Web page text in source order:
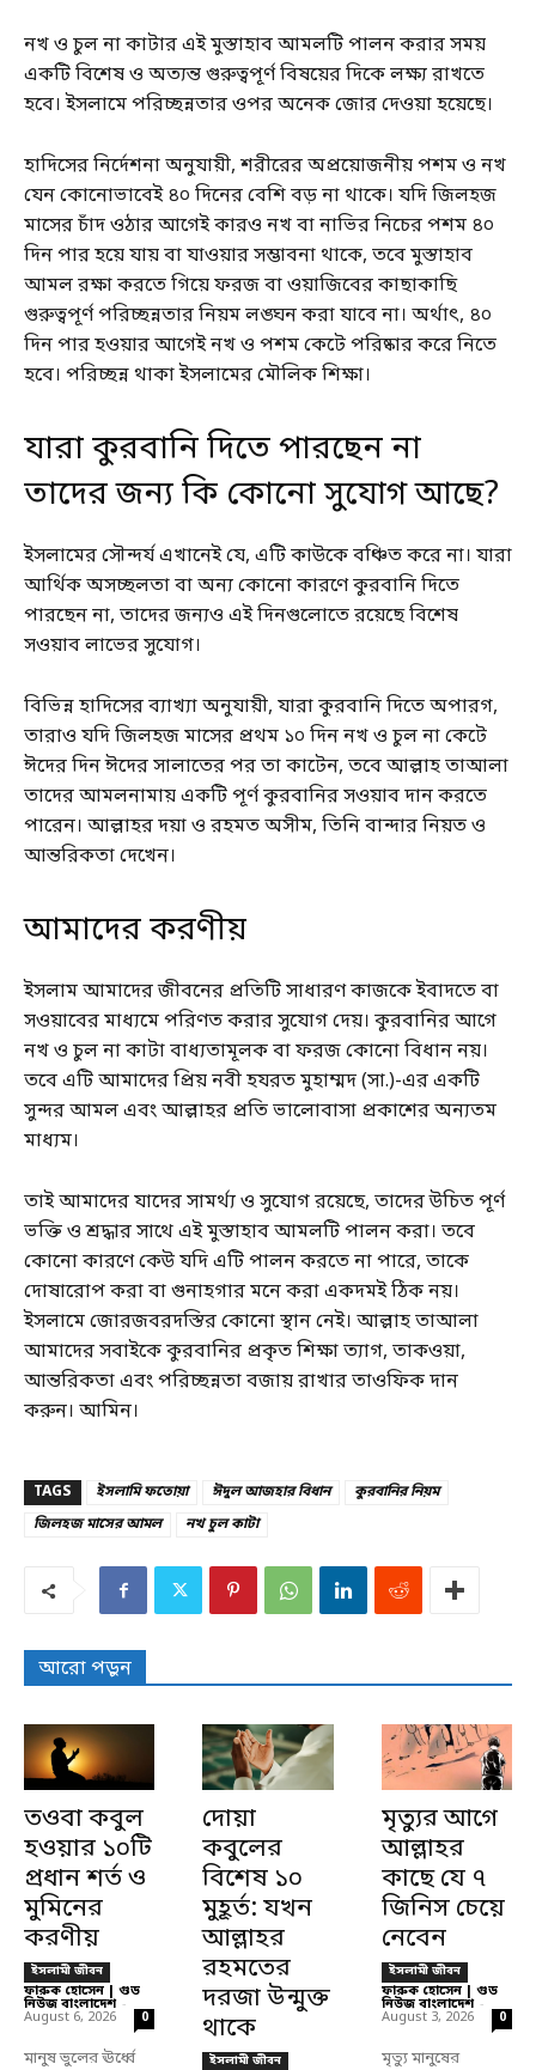
নখ ও চুল না কাটার এই মুস্তাহাব আমলটি পালন করার সময়
একটি বিশেষ ও অত্যন্ত গুরুত্বপূর্ণ বিষয়ের দিকে লক্ষ্য রাখতে
হবে। ইসলামে পরিচ্ছন্নতার ওপর অনেক জোর দেওয়া হয়েছে।
হাদিসের নির্দেশনা অনুযায়ী, শরীরের অপ্রয়োজনীয় পশম ও নখ
যেন কোনোভাবেই ৪০ দিনের বেশি বড় না থাকে। যদি জিলহজ
মাসের চাঁদ ওঠার আগেই কারও নখ বা নাভির নিচের পশম ৪০
দিন পার হয়ে যায় বা যাওয়ার সম্ভাবনা থাকে, তবে মুস্তাহাব
আমল রক্ষা করতে গিয়ে ফরজ বা ওয়াজিবের কাছাকাছি
গুরুত্বপূর্ণ পরিচ্ছন্নতার নিয়ম লঙ্ঘন করা যাবে না। অর্থাৎ, ৪০
দিন পার হওয়ার আগেই নখ ও পশম কেটে পরিষ্কার করে নিতে
হবে। পরিচ্ছন্ন থাকা ইসলামের মৌলিক শিক্ষা।
যারা কুরবানি দিতে পারছেন না
তাদের জন্য কি কোনো সুযোগ আছে?
ইসলামের সৌন্দর্য এখানেই যে, এটি কাউকে বঞ্চিত করে না। যারা
আর্থিক অসচ্ছলতা বা অন্য কোনো কারণে কুরবানি দিতে
পারছেন না, তাদের জন্যও এই দিনগুলোতে রয়েছে বিশেষ
সওয়াব লাভের সুযোগ।
বিভিন্ন হাদিসের ব্যাখ্যা অনুযায়ী, যারা কুরবানি দিতে অপারগ,
তারাও যদি জিলহজ মাসের প্রথম ১০ দিন নখ ও চুল না কেটে
ঈদের দিন ঈদের সালাতের পর তা কাটেন, তবে আল্লাহ তাআলা
তাদের আমলনামায় একটি পূর্ণ কুরবানির সওয়াব দান করতে
পারেন। আল্লাহর দয়া ও রহমত অসীম, তিনি বান্দার নিয়ত ও
আন্তরিকতা দেখেন।
আমাদের করণীয়
ইসলাম আমাদের জীবনের প্রতিটি সাধারণ কাজকে ইবাদতে বা
সওয়াবের মাধ্যমে পরিণত করার সুযোগ দেয়। কুরবানির আগে
নখ ও চুল না কাটা বাধ্যতামূলক বা ফরজ কোনো বিধান নয়।
তবে এটি আমাদের প্রিয় নবী হযরত মুহাম্মদ (সা.)-এর একটি
সুন্দর আমল এবং আল্লাহর প্রতি ভালোবাসা প্রকাশের অন্যতম
মাধ্যম।
তাই আমাদের যাদের সামর্থ্য ও সুযোগ রয়েছে, তাদের উচিত পূর্ণ
ভক্তি ও শ্রদ্ধার সাথে এই মুস্তাহাব আমলটি পালন করা। তবে
কোনো কারণে কেউ যদি এটি পালন করতে না পারে, তাকে
দোষারোপ করা বা গুনাহগার মনে করা একদমই ঠিক নয়।
ইসলামে জোরজবরদস্তির কোনো স্থান নেই। আল্লাহ তাআলা
আমাদের সবাইকে কুরবানির প্রকৃত শিক্ষা ত্যাগ, তাকওয়া,
আন্তরিকতা এবং পরিচ্ছন্নতা বজায় রাখার তাওফিক দান
করুন। আমিন।
TAGS ইসলামি ফতোয়া ঈদুল আজহার বিধান
কুরবানির নিয়ম
জিলহজ মাসের আমল
নখ চুল কাটা
আরো পড়ুন
তওবা কবুল
হওয়ার ১০টি
প্রধান শর্ত ও
মুমিনের
করণীয়
ইসলামী জীবন
ফারুক হোসেন | গুড
নিউজ বাংলাদেশ -
August 6, 2026 0
মানুষ ভুলের ঊর্ধ্বে
দোয়া
কবুলের
বিশেষ ১০
মুহূর্ত: যখন
আল্লাহর
রহমতের
দরজা উন্মুক্ত
থাকে
ইসলামী জীবন
মৃত্যুর আগে
আল্লাহর
কাছে যে ৭
জিনিস চেয়ে
নেবেন
ইসলামী জীবন
ফারুক হোসেন | গুড
নিউজ বাংলাদেশ -
August 3, 2026 0
মৃত্যু মানুষের